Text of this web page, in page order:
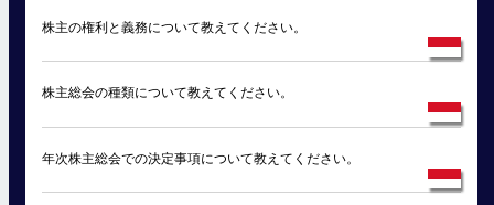
株主の権利と義務について教えてください。
株主総会の種類について教えてください。
年次株主総会での決定事項について教えてください。